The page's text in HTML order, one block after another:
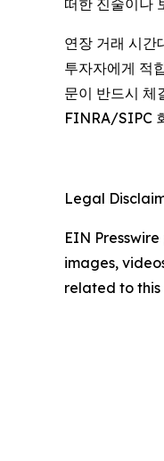
떠한 진술이나
연장 거래 시
투자자에게 적
문이 반드시
FINRA/SIPC
Legal
EIN
images,
related to